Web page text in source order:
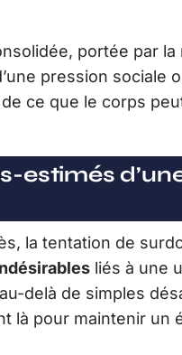
portée par
pression sociale
ce que le corps
estimés
la tentation de
liés à une
delà de simples
là pour maintenir un